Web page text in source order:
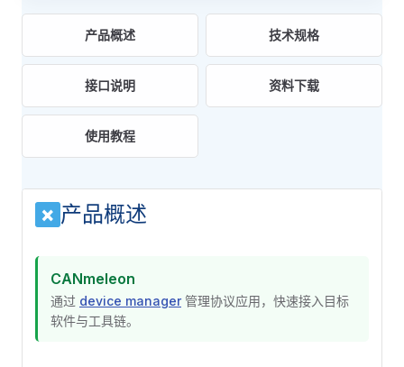
产品概述 技术规格
接口说明 资料下载
使用教程
× 产品概述
CANmeleon
通过 device manager管理协议应用，快速接入目标
软件与工具链。